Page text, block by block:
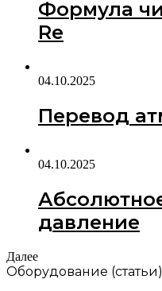
Формула
Re
04.10.2025
Перевод
04.10.2025
давление
Далее
Оборудование (статьи)